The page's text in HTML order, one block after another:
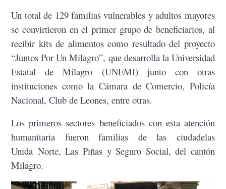
Un total de 129 familias vulnerables y adultos mayores
se convirtieron en el primer grupo de beneficiarios, al
recibir kits de alimentos como resultado del proyecto
“Juntos Por Un Milagro”, que desarrolla la Universidad
Estatal de Milagro (UNEMI) junto con otras
instituciones como la Cámara de Comercio, Policía
Nacional, Club de Leones, entre otras.
Los primeros sectores beneficiados con esta atención
humanitaria fueron familias de las ciudadelas
Unida Norte, Las Piñas y Seguro Social, del cantón
Milagro.